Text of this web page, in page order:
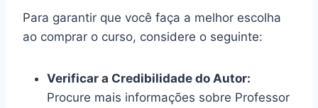
Para garantir que você faça a melhor escolha
ao comprar o curso, considere o seguinte:
Verificar a Credibilidade do Autor:
Procure mais informações sobre Professor